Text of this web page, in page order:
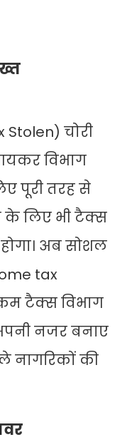
चोरी
विभाग
पूरी तरह से
के लिए भी टैक्स
अब सोशल
tax
टैक्स विभाग
नजर बनाए
नागरिकों की